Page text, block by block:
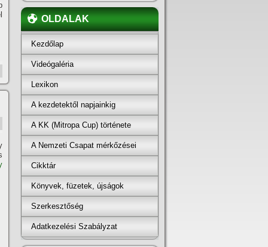
OLDALAK
Kezdőlap
Videógaléria
Lexikon
A kezdetektől napjainkig
A KK (Mitropa Cup) története
A Nemzeti Csapat mérkőzései
Cikktár
Könyvek, füzetek, újságok
Szerkesztőség
Adatkezelési Szabályzat